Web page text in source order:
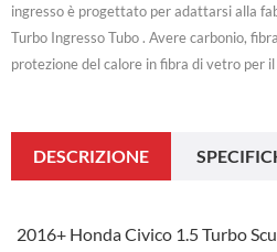
ingresso è progettato per adattarsi alla
Turbo Ingresso Tubo . Avere carbonio,
protezione del calore in fibra di vetro per
DESCRIZIONE
2016+ Honda Civico 1.5 Turbo